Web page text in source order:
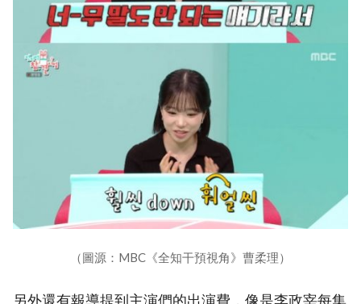
（圖源：MBC《全知干預視角》曹柔理）
另外還有報導提到主演們的出演費，像是李政宰每集